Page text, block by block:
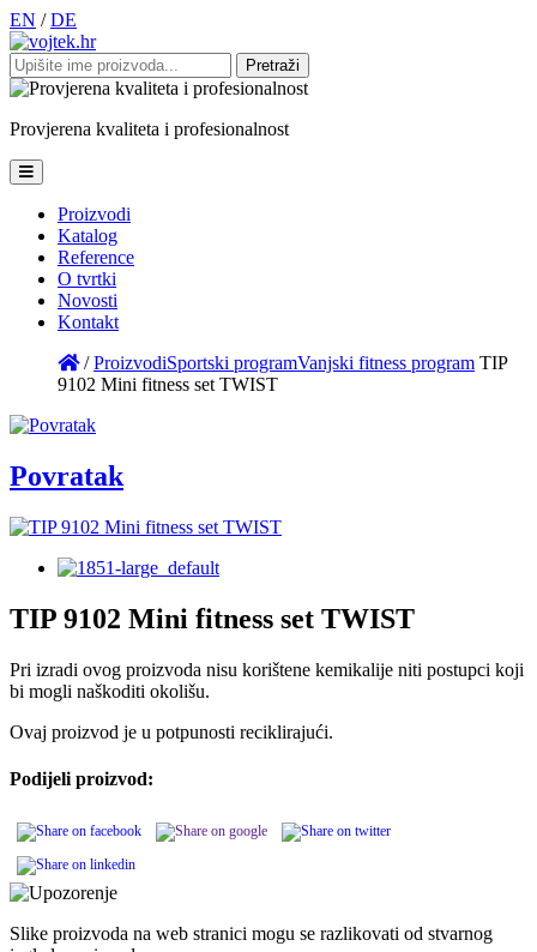
EN / DE
Pretraži:
Provjerena kvaliteta i profesionalnost
Proizvodi
Katalog
Reference
O tvrtki
Novosti
Kontakt
/ProizvodiSportski programVanjski fitness program TIP
9102 Mini fitness set TWIST
Povratak
TIP 9102 Mini fitness set TWIST
Pri izradi ovog proizvoda nisu korištene kemikalije niti postupci koji
bi mogli naškoditi okolišu.
Ovaj proizvod je u potpunosti reciklirajući.
Podijeli proizvod:
Slike proizvoda na web stranici mogu se razlikovati od stvarnog